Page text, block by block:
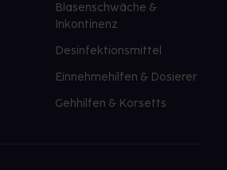
Blasenschwäche &
Inkontinenz
Desinfektionsmittel
Einnehmehilfen & Dosierer
Gehhilfen & Korsetts